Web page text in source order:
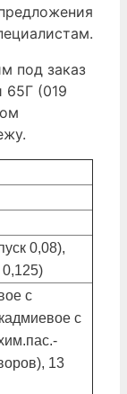
под заказ
65Г (019
0,08),
с
с
13